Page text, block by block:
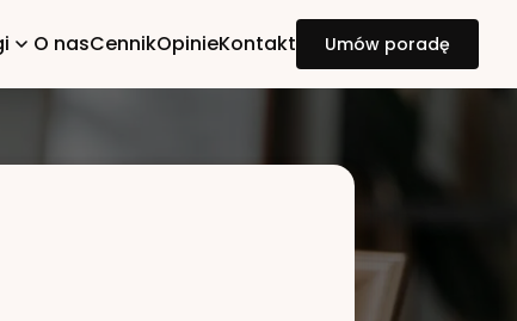
O nasCennikOpinieKontakt Umów poradę